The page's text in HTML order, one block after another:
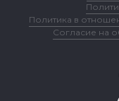
Политика в
Согласие на